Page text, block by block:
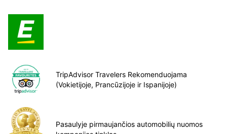
TripAdvisor Travelers Rekomenduojama
(Vokietijoje, Prancūzijoje ir Ispanijoje)
Pasaulyje pirmaujančios automobilių nuomos